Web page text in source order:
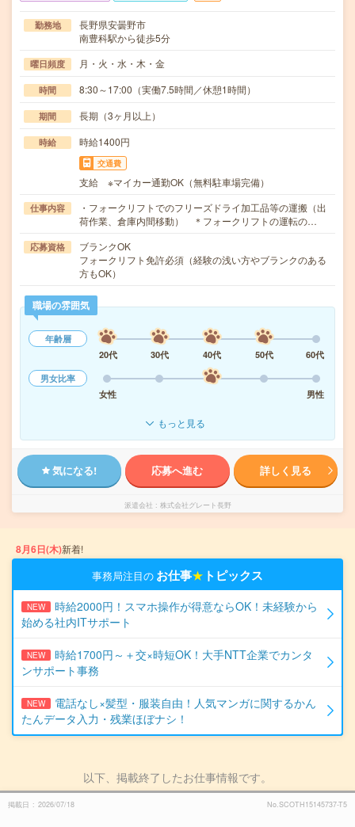
勤務地
長野県安曇野市
南豊科駅から徒歩5分
曜日頻度 月・火・水・木・金
時間 8:30～17:00（実働7.5時間／休憩1時間）
期間 長期（3ヶ月以上）
時給 時給1400円
交通費
支給 ※マイカー通勤OK（無料駐車場完備）
仕事内容
・フォークリフトでのフリーズドライ加工品等の運搬（出
荷作業、倉庫内間移動） ＊フォークリフトの運転の…
応募資格
ブランクOK
フォークリフト免許必須（経験の浅い方やブランクのある
方もOK）
職場の雰囲気
年齢層
20代
30代 40代 50代
60代
男女比率
女性
男性
もっと見る
気になる! 応募へ進む 詳しく見る
派遣会社 株式会社グレート長野
8月6日(木)新着!
事務局注目の お仕事★ トピックス
NEW
時給2000円！スマホ操作が得意ならOK！未経験から
始める社内ITサポート
NEW
時給1700円～＋交×時短OK！大手NTT企業でカンタ
ンサポート事務
NEW
電話なし×髪型・服装自由！人気マンガに関するかん
たんデータ入力・残業ほぼナシ！
以下、掲載終了したお仕事情報です。
掲載日 2026/07/18 No.SCOTH15145737-T5